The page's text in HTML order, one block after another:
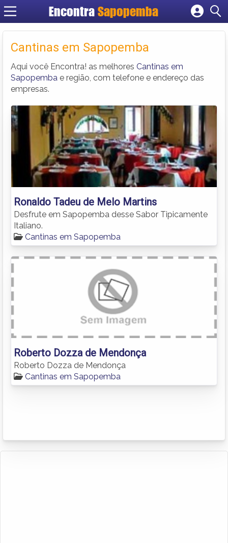
Encontra Sapopemba
Cadastrar empresa
Criar conta
Cantinas em Sapopemba
Aqui você Encontra! as melhores Cantinas em
Sapopemba e região, com telefone e endereço das
empresas.
Ronaldo Tadeu de Melo Martins
Desfrute em Sapopemba desse Sabor Tipicamente
Italiano.
Cantinas em Sapopemba
Roberto Dozza de Mendonça
Roberto Dozza de Mendonça
Cantinas em Sapopemba